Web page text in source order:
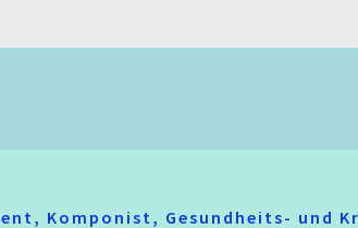
Komponist, Gesundheits- und